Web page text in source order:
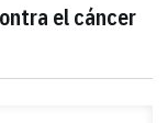
el cáncer